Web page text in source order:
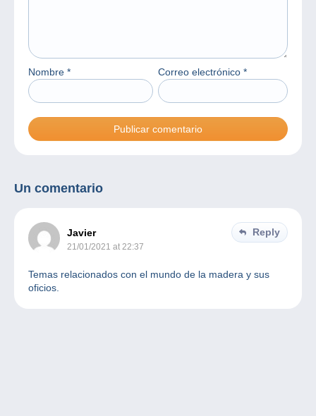
Nombre * Correo electrónico *
Un comentario
Javier
21/01/2021 at 22:37
Reply
Temas relacionados con el mundo de la madera y sus
oficios.